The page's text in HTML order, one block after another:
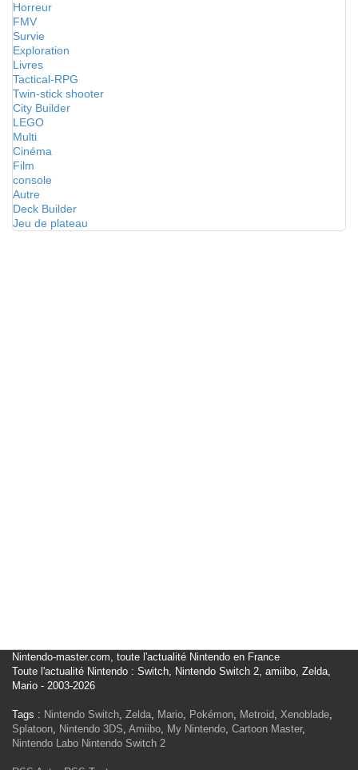
Horreur
FMV
Survie
Exploration
Livres
Tactical-RPG
Twin-stick shooter
City Builder
LEGO
Multi
Cinéma
Film
console
Autre
Deck Builder
Jeu de plateau
Nintendo-master.com, toute l'actualité Nintendo en France
Toute l'actualité Nintendo : Switch, Nintendo Switch 2, amiibo, Zelda,
Mario - 2003-2026
Tags : Nintendo Switch, Zelda, Mario, Pokémon, Metroid, Xenoblade,
Splatoon, Nintendo 3DS, Amiibo, My Nintendo, Cartoon Master,
Nintendo Labo Nintendo Switch 2